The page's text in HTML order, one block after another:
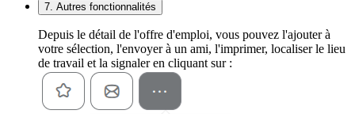
7. Autres fonctionnalités
Depuis le détail de l'offre d'emploi, vous pouvez l'ajouter à
votre sélection, l'envoyer à un ami, l'imprimer, localiser le lieu
de travail et la signaler en cliquant sur :